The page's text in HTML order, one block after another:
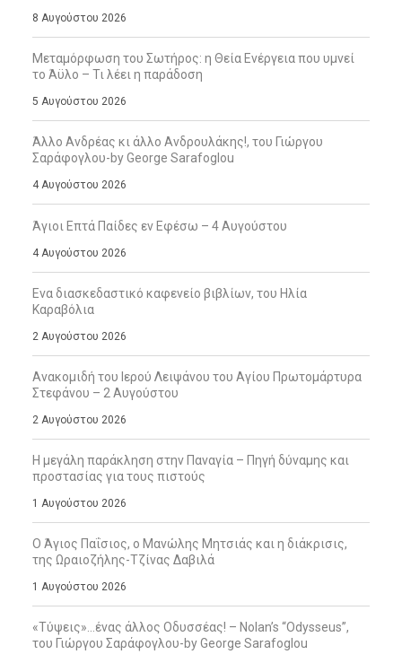
8 Αυγούστου 2026
Μεταμόρφωση του Σωτήρος: η Θεία Ενέργεια που υμνεί
το Άϋλο – Τι λέει η παράδοση
5 Αυγούστου 2026
Άλλο Ανδρέας κι άλλο Ανδρουλάκης!, του Γιώργου
Σαράφογλου-by George Sarafoglou
4 Αυγούστου 2026
Άγιοι Επτά Παίδες εν Εφέσω – 4 Αυγούστου
4 Αυγούστου 2026
Ενα διασκεδαστικό καφενείο βιβλίων, του Ηλία
Καραβόλια
2 Αυγούστου 2026
Ανακομιδή του Ιερού Λειψάνου του Αγίου Πρωτομάρτυρα
Στεφάνου – 2 Αυγούστου
2 Αυγούστου 2026
Η μεγάλη παράκληση στην Παναγία – Πηγή δύναμης και
προστασίας για τους πιστούς
1 Αυγούστου 2026
Ο Άγιος Παΐσιος, ο Μανώλης Μητσιάς και η διάκρισις,
της Ωραιοζήλης-Τζίνας Δαβιλά
1 Αυγούστου 2026
«Τύψεις»…ένας άλλος Οδυσσέας! – Nolan’s “Odysseus”,
του Γιώργου Σαράφογλου-by George Sarafoglou